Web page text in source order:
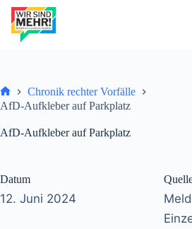
Zum
Inhalt
springen
Start
Chronik rechter Vorfälle
AfD-Aufkleber auf Parkplatz
AfD-Aufkleber auf Parkplatz
Datum
12. Juni 2024